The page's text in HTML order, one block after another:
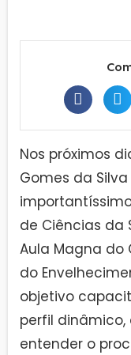
Nos próximos
Gomes da
de Ciências da
Aula Magna do
do
objetivo
perfil dinâmico,
entender o